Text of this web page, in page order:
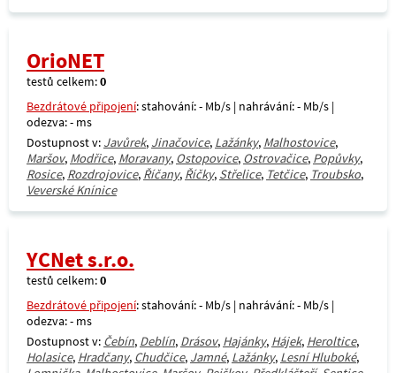
OrioNET
testů celkem:0
Bezdrátové připojení: stahování: - Mb/s | nahrávání: - Mb/s |
odezva: - ms
Dostupnost v: Javůrek, Jinačovice, Lažánky, Malhostovice,
Maršov, Modřice, Moravany, Ostopovice, Ostrovačice, Popůvky,
Rosice, Rozdrojovice, Říčany, Říčky, Střelice, Tetčice, Troubsko,
Veverské Knínice
YCNet s.r.o.
testů celkem:0
Bezdrátové připojení: stahování: - Mb/s | nahrávání: - Mb/s |
odezva: - ms
Dostupnost v: Čebín, Deblín, Drásov, Hajánky, Hájek, Heroltice,
Holasice, Hradčany, Chudčice, Jamné, Lažánky, Lesní Hluboké,